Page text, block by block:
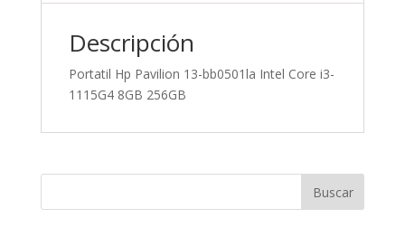
Descripción
Portatil Hp Pavilion 13-bb0501la Intel Core i3-
1115G4 8GB 256GB